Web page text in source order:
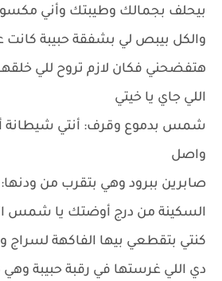
بيحلف بجمالك وطيبتك وأني
والكل بيبص لي بشفقة حبيبة
هتفضحني فكان لازم تروح للي
اللي جاي يا خيتي
شمس بدموع وقرف: أنتي شيطانة
واصل
صابرين ببرود وهي بتقرب من
السكينة من درج أوضتك يا شمس
كنتي بتقطعي بيها الفاكهة لسراج
دي اللي غرستها في رقبة حبيبة وهي